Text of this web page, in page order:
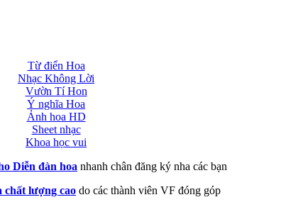
Từ điển Hoa
Nhạc Không Lời
Vườn Tí Hon
Ý nghĩa Hoa
Ảnh hoa HD
Sheet nhạc
Khoa học vui
Diễn đàn hoa nhanh chân đăng ký nha các bạn
chất lượng cao do các thành viên VF đóng góp